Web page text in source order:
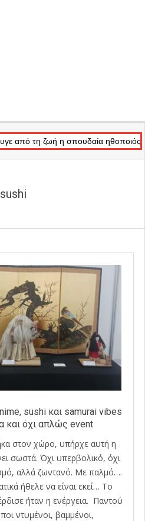
τη ζωή η σπουδαία ηθοποιός Μάρω
sushi
sushi και samurai vibes
και όχι απλώς event
στον χώρο, υπήρχε αυτή η
σωστά. Όχι υπερβολικό, όχι
αλλά ζωντανό. Με παλμό….
ήθελε να είναι εκεί… Το
ήταν η ενέργεια. Παντού
ντυμένοι, βαμμένοι,